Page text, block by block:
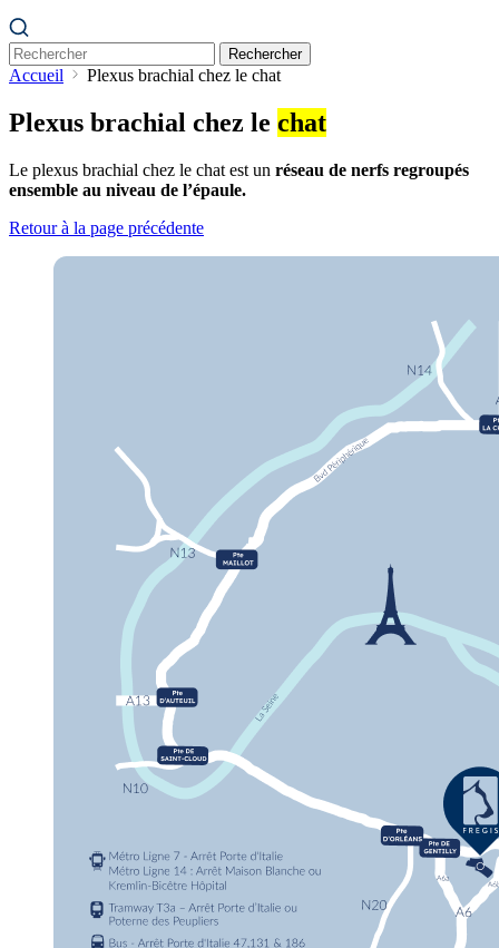
Rechercher
Accueil Plexus brachial chez le chat
Plexus brachial chez le chat
Le plexus brachial chez le chat est un réseau de nerfs regroupés
ensemble au niveau de l’épaule.
Retour à la page précédente